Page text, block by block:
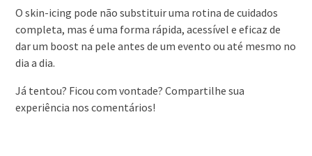
O skin-icing pode não substituir uma rotina de cuidados
completa, mas é uma forma rápida, acessível e eficaz de
dar um boost na pele antes de um evento ou até mesmo no
dia a dia.
Já tentou? Ficou com vontade? Compartilhe sua
experiência nos comentários!